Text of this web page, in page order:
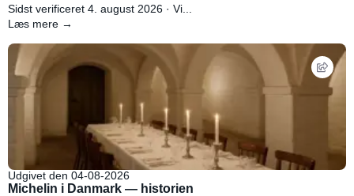
Sidst verificeret 4. august 2026 · Vi...
Læs mere →
Udgivet den 04-08-2026
Michelin i Danmark — historien